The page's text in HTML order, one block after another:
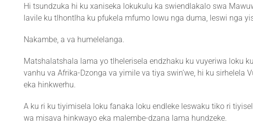
Hi tsundzuka hi ku xaniseka lokukulu ka swiendlakalo swa
lavile ku tlhontlha ku pfukela mfumo lowu nga duma, leswi nga
Nakambe, a va humelelanga.
Matshalatshala lama yo tlhelerisela endzhaku ku vuyeriwa loku
vanhu va Afrika-Dzonga va yimile va tiya swin’we, hi ku
eka hinkwerhu.
A ku ri ku tiyimisela loku fanaka loku endleke leswaku tiko ri
wa misava hinkwayo eka malembe-dzana lama hundzeke.